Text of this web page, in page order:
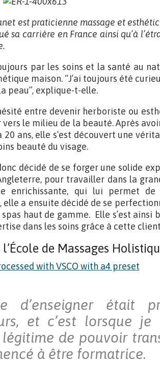
est praticienne massage et
sa carrière en France ainsi qu’à
par les soins et la santé au
maison. “J’ai toujours été
peau”, explique-t-elle.
entre devenir herboriste ou
le milieu de la beauté. Après
ans, elle s’est découvert une
beauté du visage.
décidé de se forger une solide
pour travailler dans la
enrichissante, qui lui permet
elle a ensuite décidé de se
haut de gamme. Elle s’est
dans les soins grâce à cette
l’École de Massages
d’enseigner était
et c’est lorsque je
légitime de pouvoir
à être formatrice.